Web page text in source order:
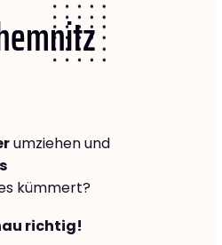
umziehen und
kümmert?
richtig!